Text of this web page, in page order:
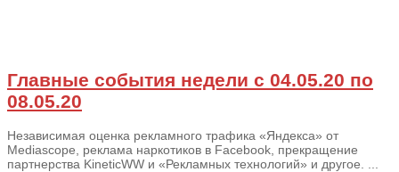
Главные события недели с 04.05.20 по
08.05.20
Независимая оценка рекламного трафика «Яндекса» от
Mediascope, реклама наркотиков в Facebook, прекращение
партнерства KineticWW и «Рекламных технологий» и другое. ...